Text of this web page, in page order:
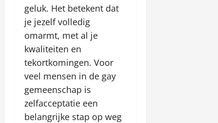
geluk. Het betekent dat
je jezelf volledig
omarmt, met al je
kwaliteiten en
tekortkomingen. Voor
veel mensen in de gay
gemeenschap is
zelfacceptatie een
belangrijke stap op weg